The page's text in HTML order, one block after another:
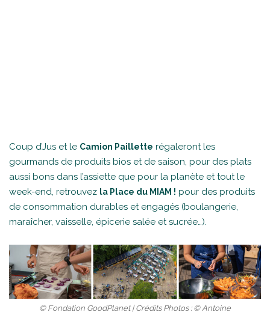
Coup d’Jus et le Camion Paillette régaleront les
gourmands de produits bios et de saison, pour des plats
aussi bons dans l’assiette que pour la planète et tout le
week-end, retrouvez la Place du MIAM ! pour des produits
de consommation durables et engagés (boulangerie,
maraîcher, vaisselle, épicerie salée et sucrée…).
© Fondation GoodPlanet | Crédits Photos : © Antoine